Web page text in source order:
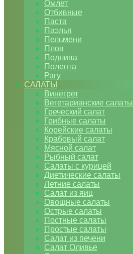
Омлет
Отбивные
Паста
Паэлья
Пельмени
Плов
Подлива
Полента
Рагу
САЛАТЫ
Винегрет
Вегетарианские салаты
Греческий салат
Грибные салаты
Корейские салаты
Крабовый салат
Мясной салат
Рыбный салат
Салаты с курицей
Диетические салаты
Летние салаты
Салат из яиц
Овощные салаты
Острые салаты
Постные салаты
Простые салаты
Салат из печени
Салат Оливье